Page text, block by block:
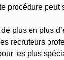
procédure peut
plus en plus
recruteurs
les plus